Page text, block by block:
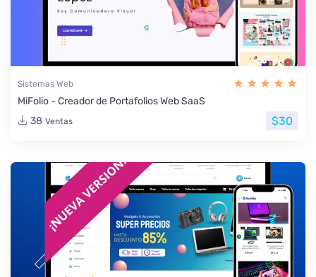
Sistemas Web
MiFolio - Creador de Portafolios Web SaaS
38 Ventas $30